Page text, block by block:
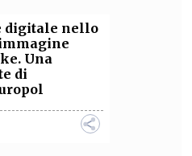
digitale nello
Una
di